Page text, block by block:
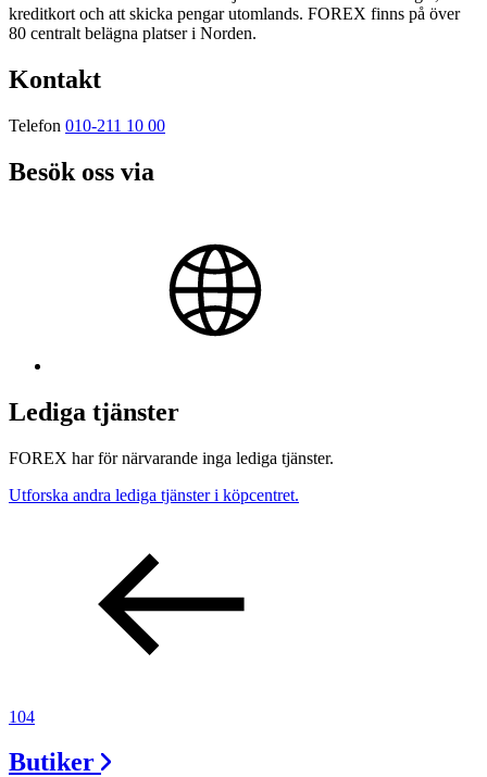
kreditkort och att skicka pengar utomlands. FOREX finns på över
80 centralt belägna platser i Norden.
Kontakt
Telefon 010-211 10 00
Besök oss via
Lediga tjänster
FOREX har för närvarande inga lediga tjänster.
Utforska andra lediga tjänster i köpcentret.
104
Butiker